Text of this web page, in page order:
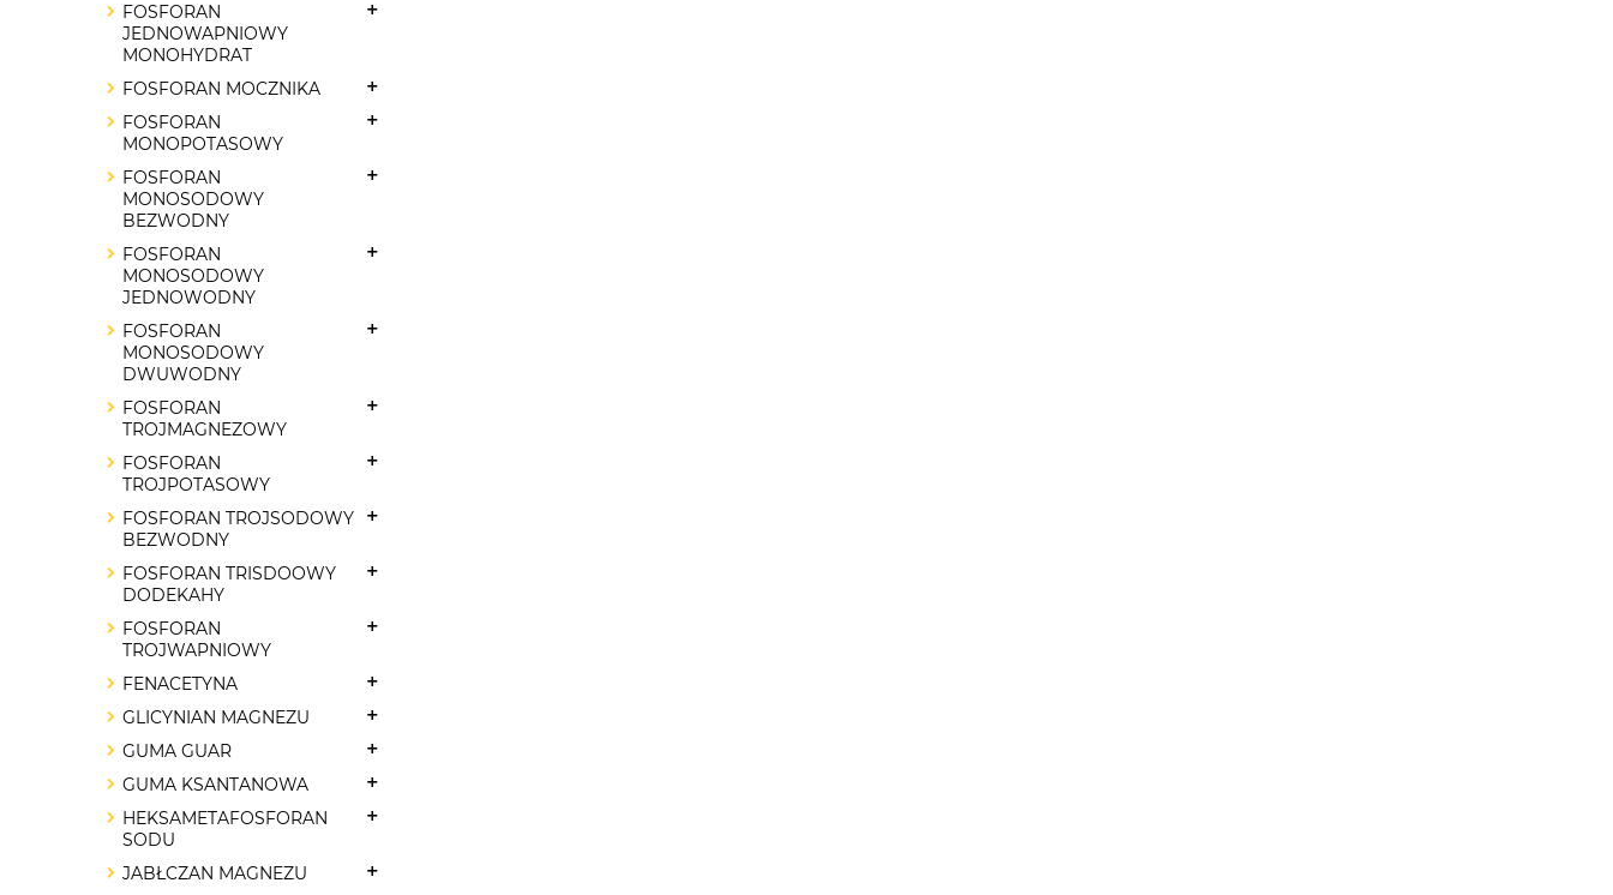
FOSFORAN
JEDNOWAPNIOWY
MONOHYDRAT
FOSFORAN MOCZNIKA
FOSFORAN
MONOPOTASOWY
FOSFORAN
MONOSODOWY
BEZWODNY
FOSFORAN
MONOSODOWY
JEDNOWODNY
FOSFORAN
MONOSODOWY
DWUWODNY
FOSFORAN
TROJMAGNEZOWY
FOSFORAN
TROJPOTASOWY
FOSFORAN TROJSODOWY
BEZWODNY
FOSFORAN TRISDOOWY
DODEKAHY
FOSFORAN
TROJWAPNIOWY
FENACETYNA
GLICYNIAN MAGNEZU
GUMA GUAR
GUMA KSANTANOWA
HEKSAMETAFOSFORAN
SODU
JABŁCZAN MAGNEZU